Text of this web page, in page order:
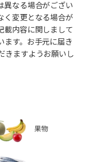
異なる場合がござい
く変更となる場合が
載内容に関しまして
ます。お手元に届き
きますようお願いし